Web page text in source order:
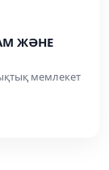
ЖӘНЕ
мемлекет